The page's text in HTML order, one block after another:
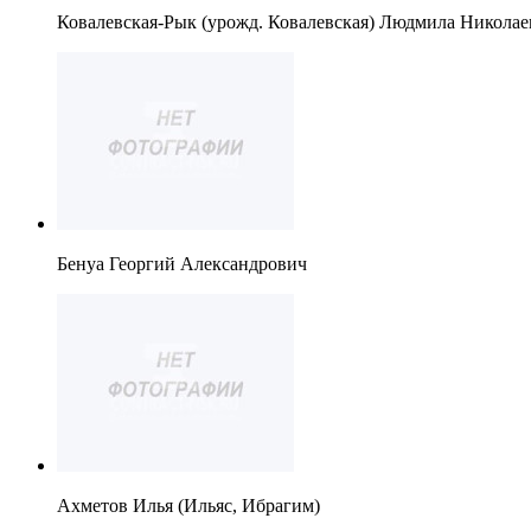
Ковалевская-Рык (урожд. Ковалевская) Людмила
Бенуа Георгий Александрович
Ахметов Илья (Ильяс, Ибрагим)